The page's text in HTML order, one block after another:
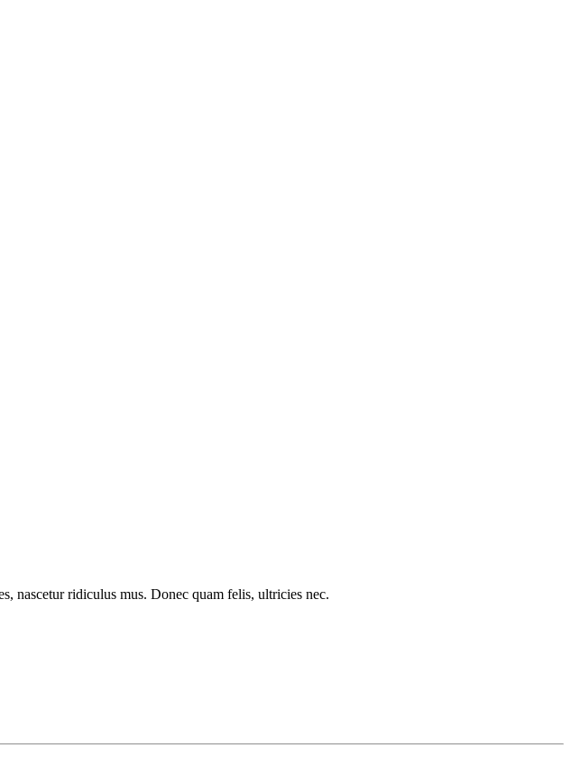
nascetur ridiculus mus. Donec quam felis, ultricies nec.